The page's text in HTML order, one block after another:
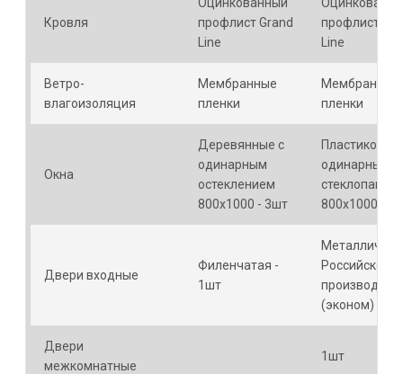
Кровля
профлист Grand
Line
профлист
Line
Ветро-
влагоизоляция
Мембранные
пленки
Мембранные
пленки
Окна
Деревянные c
одинарным
остеклением
800х1000 - 3шт
Пластиковые
одинарный
стеклопакет
800х1000 - 3
Двери входные
Филенчатая -
1шт
Российского
(эконом) -
Двери
межкомнатные
1шт